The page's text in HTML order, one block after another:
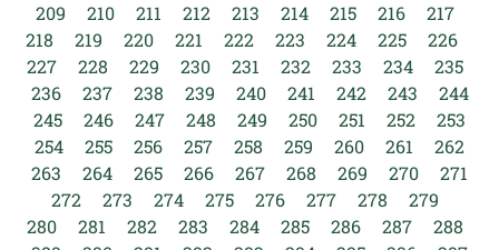
209
210 211 212 213 214 215 216
217
218
219 220 221 222 223 224 225
226
227
228 229 230 231 232 233 234
235
236
237 238 239 240 241 242 243
244
245
246 247 248 249 250 251 252
253
254
255 256 257 258 259 260 261
262
263
264 265 266 267 268 269 270
271
272
273 274 275 276 277 278
279
280
281 282 283 284 285 286 287
288